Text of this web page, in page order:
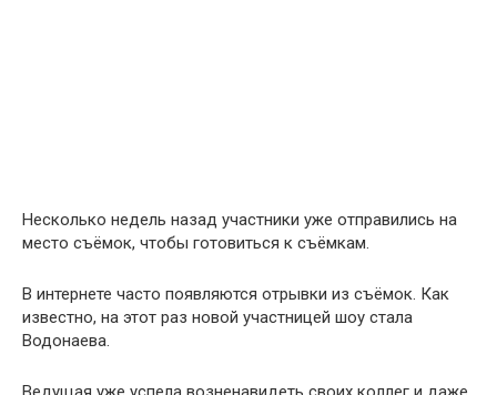
Несколько недель назад участники уже отправились на
место съёмок, чтобы готовиться к съёмкам.
В интернете часто появляются отрывки из съёмок. Как
известно, на этот раз новой участницей шоу стала
Водонаева.